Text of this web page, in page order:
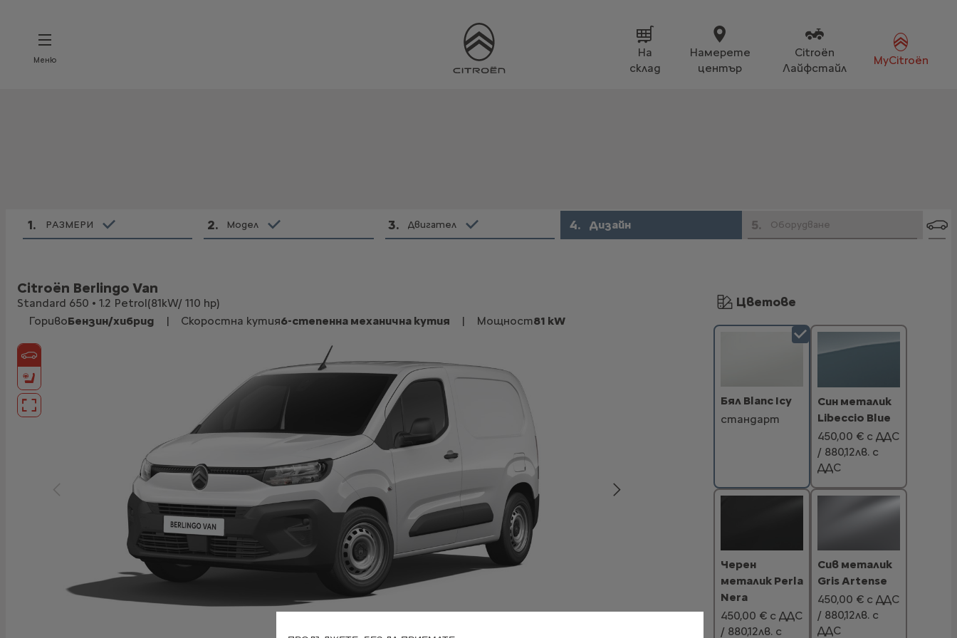
Меню
На
склад
Намерете
център
Citroën
Лайфстайл
MyCitroën
1. РАЗМЕРИ 2. Модел 3. Двигател 4. Дизайн 5. Оборудване
Citroën Berlingo Van
Standard 650 • 1.2 Petrol(81kW/ 110 hp)
ГоривоБензин/хибрид | Скоростна кутия6-степенна механична кутия | Мощност81 kW
Цветове
Бял Blanc Icy
стандарт
Син металик
Libeccio Blue
450,00 € с ДДС
/ 880,12лв. с
ДДС
Черен
металик Perla
Nera
450,00 € с ДДС
/ 880,12лв. с
Сив металик
Gris Artense
450,00 € с ДДС
/ 880,12лв. с
ДДС